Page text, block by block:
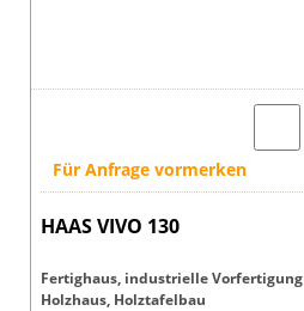
Für Anfrage vormerken
HAAS VIVO 130
Fertighaus, industrielle Vorfertigung
Holzhaus, Holztafelbau